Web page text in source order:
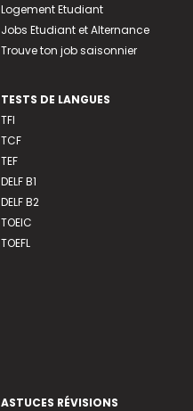
Logement Etudiant
Jobs Etudiant et Alternance
Trouve ton job saisonnier
TESTS DE LANGUES
TFI
TCF
TEF
DELF B1
DELF B2
TOEIC
TOEFL
ASTUCES RÉVISIONS